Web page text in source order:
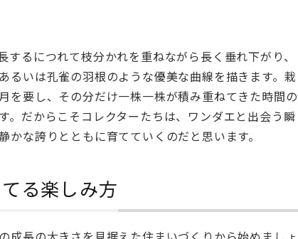
るにつれて枝分かれを重ねながら長く垂れ下がり、
るいは孔雀の羽根のような優美な曲線を描きます。栽
を要し、その分だけ一株一株が積み重ねてきた時間の
。だからこそコレクターたちは、ワンダエと出会う瞬
な誇りとともに育てていくのだと思います。
る楽しみ方